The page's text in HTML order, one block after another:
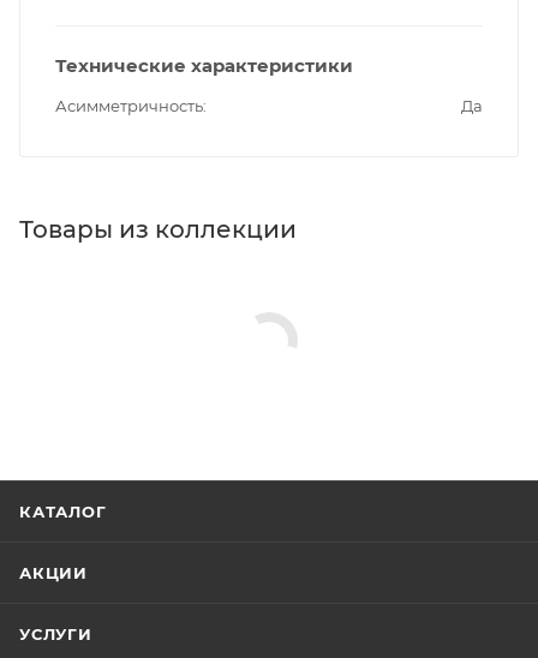
Технические характеристики
Асимметричность Да
Товары из коллекции
КАТАЛОГ
АКЦИИ
УСЛУГИ